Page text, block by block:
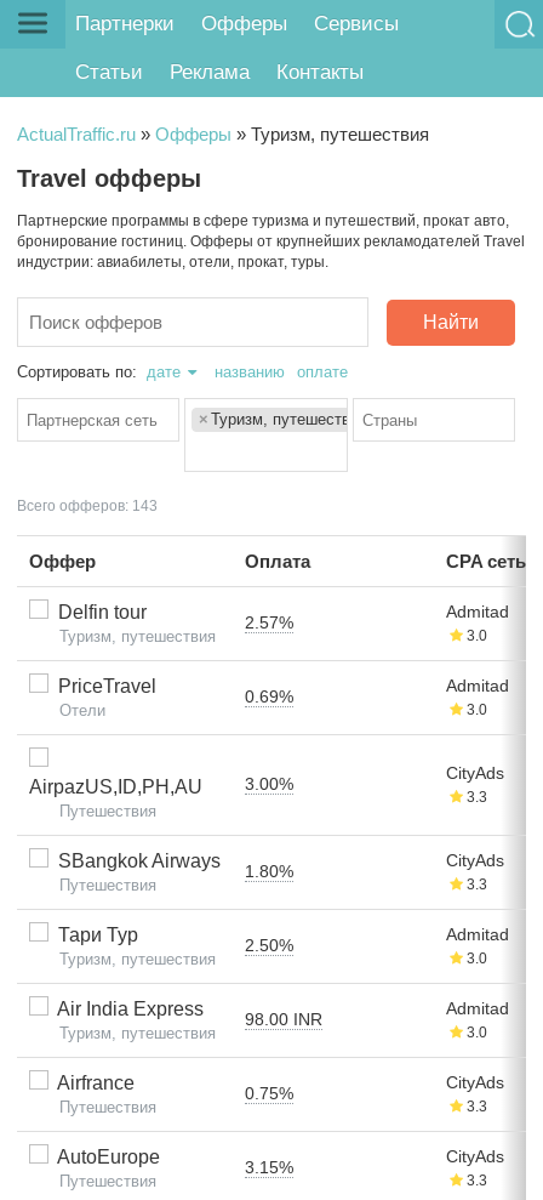
Партнерки Офферы Сервисы
Статьи Реклама Контакты
ActualTraffic.ru » Офферы » Туризм, путешествия
Travel офферы
Партнерские программы в сфере туризма и путешествий, прокат авто,
бронирование гостиниц. Офферы от крупнейших рекламодателей Travel
индустрии: авиабилеты, отели, прокат, туры.
Найти
Сортировать по: дате названию оплате
× Туризм, путешествия
Всего офферов: 143
Оффер Оплата CPA сеть
Delfin tour
Туризм, путешествия
2.57%
Admitad
3.0
PriceTravel
Отели
0.69%
Admitad
3.0
AirpazUS,ID,PH,AU
Путешествия
3.00%
CityAds
3.3
SBangkok Airways
Путешествия
1.80%
CityAds
3.3
Тари Тур
Туризм, путешествия
2.50%
Admitad
3.0
Air India Express
Туризм, путешествия
98.00 INR
Admitad
3.0
Airfrance
Путешествия
0.75%
CityAds
3.3
AutoEurope
Путешествия
3.15%
CityAds
3.3